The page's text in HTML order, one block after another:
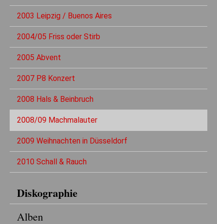
2003 Leipzig / Buenos Aires
2004/05 Friss oder Stirb
2005 Abvent
2007 P8 Konzert
2008 Hals & Beinbruch
2008/09 Machmalauter
2009 Weihnachten in Düsseldorf
2010 Schall & Rauch
Diskographie
Alben